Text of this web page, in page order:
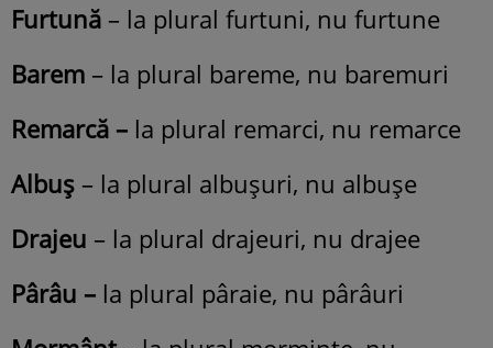
Furtună – la plural furtuni, nu furtune
Barem – la plural bareme, nu baremuri
Remarcă – la plural remarci, nu remarce
Albuş – la plural albuşuri, nu albuşe
Drajeu – la plural drajeuri, nu drajee
Pârâu – la plural pâraie, nu pârâuri